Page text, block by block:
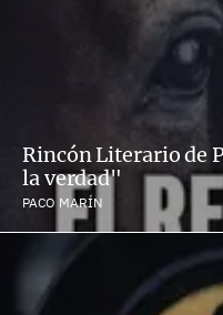
Rincón Literario de
la verdad"
PACO MARÍN